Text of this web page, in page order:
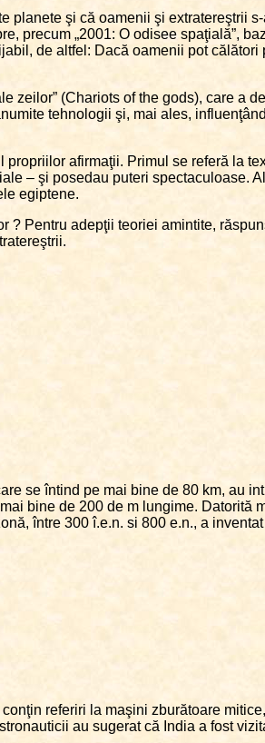
şi că oamenii şi extratereştrii
precum „2001: O odisee spaţială”,
de altfel: Dacă oamenii pot
zeilor” (Chariots of the gods), care a
tehnologii şi, mai ales,
afirmaţii. Primul se referă la
– şi posedau puteri spectaculoase.
egiptene.
Pentru adepţii teoriei amintite,
se întind pe mai bine de 80 km, au
bine de 200 de m lungime. Datorită
între 300 î.e.n. si 800 e.n., a
referiri la maşini zburătoare
au sugerat că India a fost